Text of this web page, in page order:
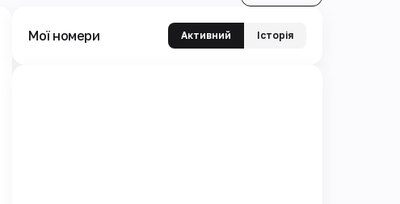
Мої номери Активний Історія